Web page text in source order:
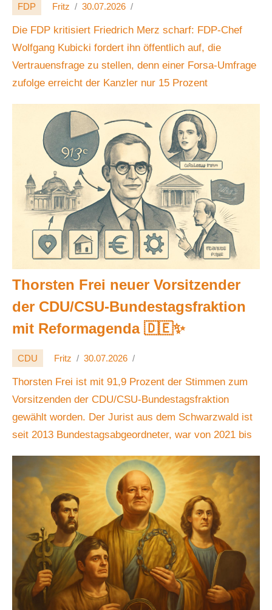
FDP Fritz 30.07.2026
Die FDP kritisiert Friedrich Merz scharf: FDP-Chef
Wolfgang Kubicki fordert ihn öffentlich auf, die
Vertrauensfrage zu stellen, denn einer Forsa-Umfrage
zufolge erreicht der Kanzler nur 15 Prozent
Thorsten Frei neuer Vorsitzender
der CDU/CSU-Bundestagsfraktion
mit Reformagenda 🇩🇪✨
CDU Fritz 30.07.2026
Thorsten Frei ist mit 91,9 Prozent der Stimmen zum
Vorsitzenden der CDU/CSU-Bundestagsfraktion
gewählt worden. Der Jurist aus dem Schwarzwald ist
seit 2013 Bundestagsabgeordneter, war von 2021 bis